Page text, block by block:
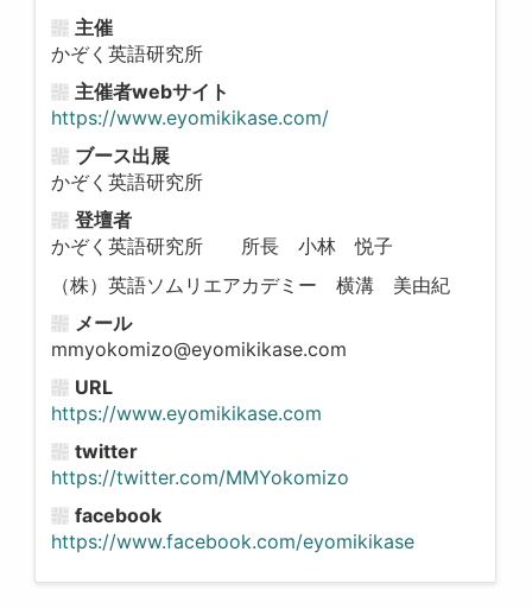
主催
かぞく英語研究所
主催者webサイト
https://www.eyomikikase.com/
ブース出展
かぞく英語研究所
登壇者
かぞく英語研究所 所長 小林 悦子
（株）英語ソムリエアカデミー 横溝 美由紀
メール
mmyokomizo@eyomikikase.com
URL
https://www.eyomikikase.com
twitter
https://twitter.com/MMYokomizo
facebook
https://www.facebook.com/eyomikikase